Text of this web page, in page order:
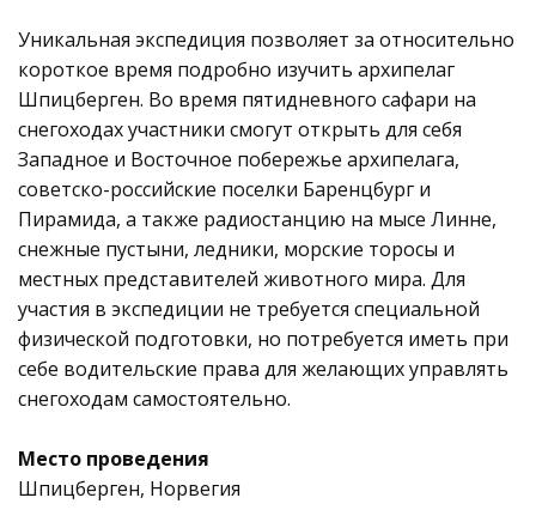
Уникальная экспедиция позволяет за относительно
короткое время подробно изучить архипелаг
Шпицберген. Во время пятидневного сафари на
снегоходах участники смогут открыть для себя
Западное и Восточное побережье архипелага,
советско-российские поселки Баренцбург и
Пирамида, а также радиостанцию на мысе Линне,
снежные пустыни, ледники, морские торосы и
местных представителей животного мира. Для
участия в экспедиции не требуется специальной
физической подготовки, но потребуется иметь при
себе водительские права для желающих управлять
снегоходам самостоятельно.
Место проведения
Шпицберген, Норвегия